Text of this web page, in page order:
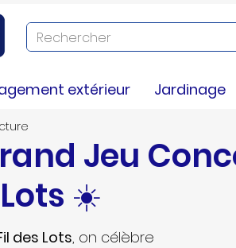
extérieur Jardinage
Jeu
☀️
des Lots, on célèbre